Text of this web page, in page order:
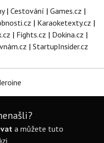
| Cestování | Games.cz |
| Karaoketexty.cz |
| Fights.cz | Dokina.cz |
| StartupInsider.cz
a můžete tuto